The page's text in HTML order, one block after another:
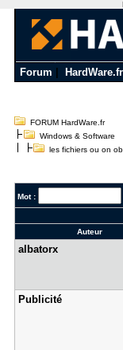
Forum HardWare.fr
FORUM HardWare.fr
Windows & Software
les fichiers ou on
Mot :
Auteur
albatorx
Publicité